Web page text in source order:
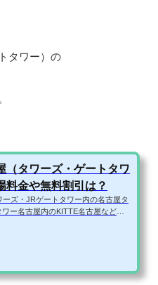
タワー）の
（タワーズ・ゲートタワ
料金や無料割引は？
ズ・JRゲートタワー内の名古屋タ
ー名古屋内のKITTE名古屋などに
屋タカシマヤ・KITTE名古屋の駐車
ヤの駐車場 （ジェイアール名古屋タ